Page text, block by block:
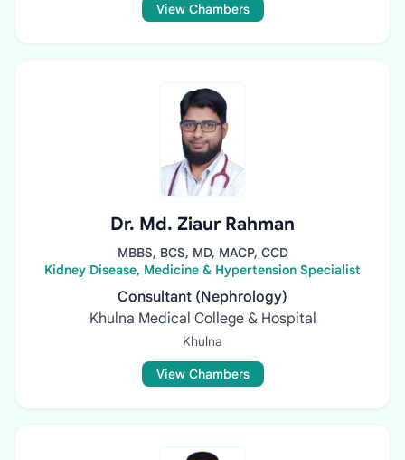
View Chambers
Dr. Md. Ziaur Rahman
MBBS, BCS, MD, MACP, CCD
Kidney Disease, Medicine & Hypertension Specialist
Consultant (Nephrology)
Khulna Medical College & Hospital
Khulna
View Chambers